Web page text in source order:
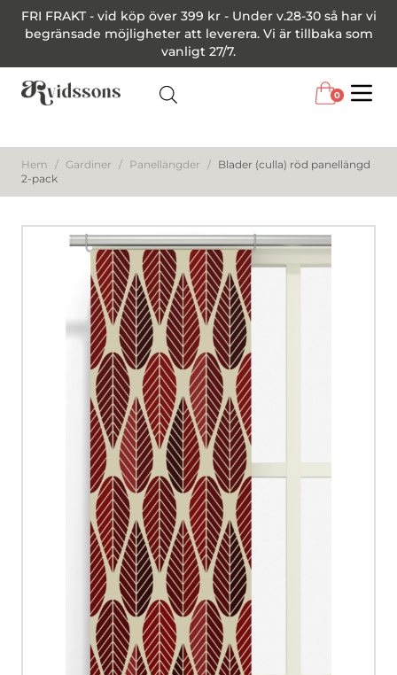
FRI FRAKT - vid köp över 399 kr - Under v.28-30 så har vi
begränsade möjligheter att leverera. Vi är tillbaka som
vanligt 27/7.
0
Hem / Gardiner / Panellängder / Blader (culla) röd panellängd
2-pack